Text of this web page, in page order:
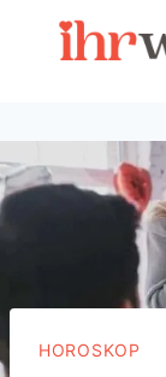
HOROSKOP